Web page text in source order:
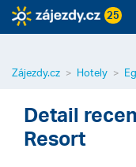
25
Zájezdy.cz Hotely
Detail
Resort